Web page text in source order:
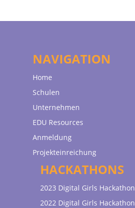
NAVIGATION
Home
Schulen
Unternehmen
EDU Resources
Anmeldung
Projekteinreichung
HACKATHONS
2023 Digital Girls Hackathon
2022 Digital Girls Hackathon